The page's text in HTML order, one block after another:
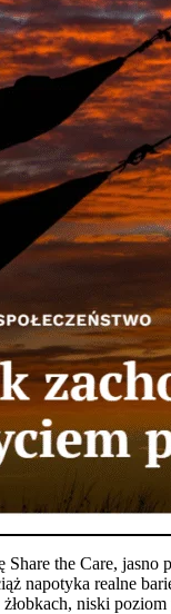
the Care,
napotyka realne
niski